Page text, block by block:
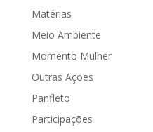
Matérias
Meio Ambiente
Momento Mulher
Outras Ações
Panfleto
Participações